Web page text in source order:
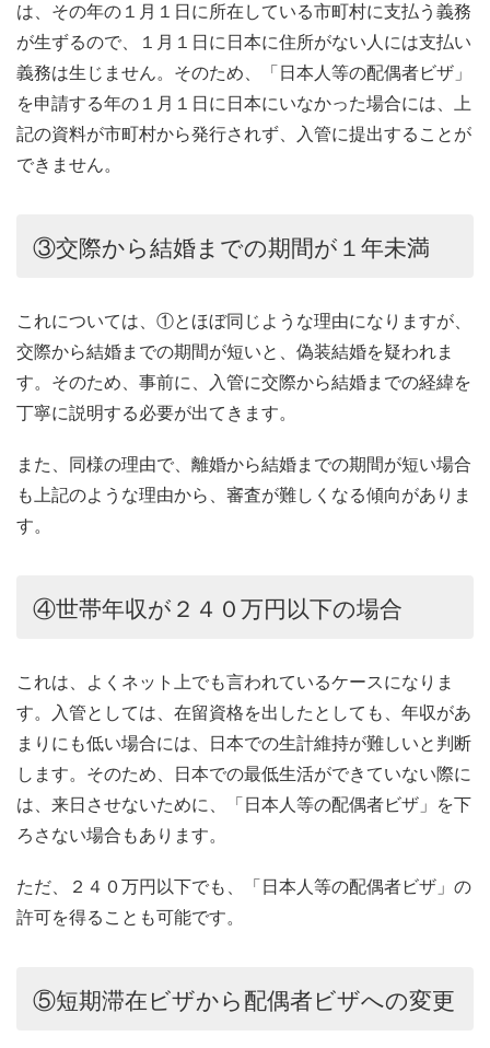
は、その年の１月１日に所在している市町村に支払う義務
が生ずるので、１月１日に日本に住所がない人には支払い
義務は生じません。そのため、「日本人等の配偶者ビザ」
を申請する年の１月１日に日本にいなかった場合には、上
記の資料が市町村から発行されず、入管に提出することが
できません。
③交際から結婚までの期間が１年未満
これについては、①とほぼ同じような理由になりますが、
交際から結婚までの期間が短いと、偽装結婚を疑われま
す。そのため、事前に、入管に交際から結婚までの経緯を
丁寧に説明する必要が出てきます。
また、同様の理由で、離婚から結婚までの期間が短い場合
も上記のような理由から、審査が難しくなる傾向がありま
す。
④世帯年収が２４０万円以下の場合
これは、よくネット上でも言われているケースになりま
す。入管としては、在留資格を出したとしても、年収があ
まりにも低い場合には、日本での生計維持が難しいと判断
します。そのため、日本での最低生活ができていない際に
は、来日させないために、「日本人等の配偶者ビザ」を下
ろさない場合もあります。
ただ、２４０万円以下でも、「日本人等の配偶者ビザ」の
許可を得ることも可能です。
⑤短期滞在ビザから配偶者ビザへの変更